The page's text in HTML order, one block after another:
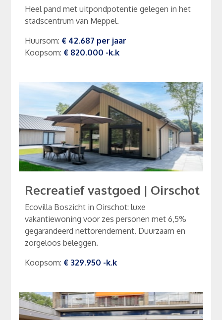
Heel pand met uitpondpotentie gelegen in het
stadscentrum van Meppel.
Huursom: € 42.687 per jaar
Koopsom: € 820.000 -k.k
Recreatief vastgoed | Oirschot
Ecovilla Boszicht in Oirschot: luxe
vakantiewoning voor zes personen met 6,5%
gegarandeerd nettorendement. Duurzaam en
zorgeloos beleggen.
Koopsom: € 329.950 -k.k